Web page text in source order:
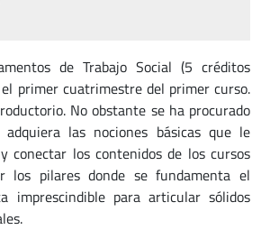
de Trabajo Social (5 créditos
el primer cuatrimestre del primer curso.
No obstante se ha procurado
las nociones básicas que le
conectar los contenidos de los cursos
los pilares donde se fundamenta el
imprescindible para articular sólidos